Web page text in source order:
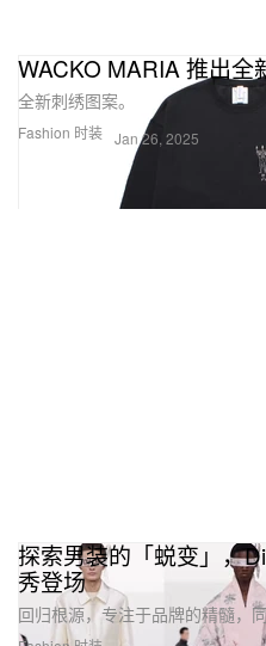
Fashion 时装
WACKO MARIA 推出全
全新刺绣图案。
Jan 26, 2025
探索男装的「蜕变」，
秀登场
回归根源，专注于品牌的精髓，